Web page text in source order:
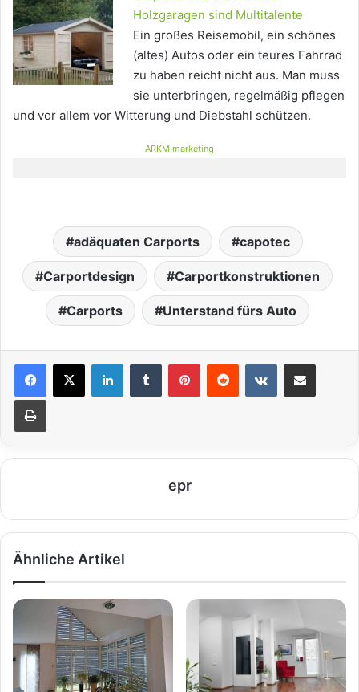
Holzgaragen sind Multitalente
Ein großes Reisemobil, ein schönes
(altes) Autos oder ein teures Fahrrad
zu haben reicht nicht aus. Man muss
sie unterbringen, regelmäßig pflegen
und vor allem vor Witterung und Diebstahl schützen.
ARKM.marketing
adäquaten Carports capotec
Carportdesign Carportkonstruktionen
Carports Unterstand fürs Auto
epr
Ähnliche Artikel